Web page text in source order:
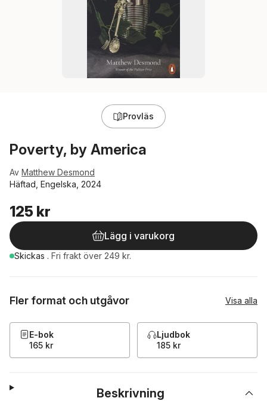
Provläs
Poverty, by America
Av Matthew Desmond
Häftad, Engelska, 2024
125 kr
Lägg i varukorg
Skickas . Fri frakt över 249 kr.
Fler format och utgåvor Visa alla
E-bok
165 kr
Ljudbok
185 kr
Beskrivning